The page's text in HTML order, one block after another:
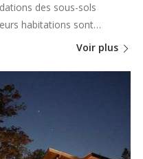
des sous-sols
habitations sont…
Voir plus